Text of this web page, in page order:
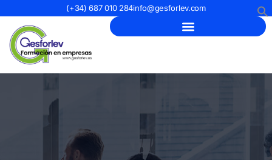
(+34) 687 010 284info@gesforlev.com